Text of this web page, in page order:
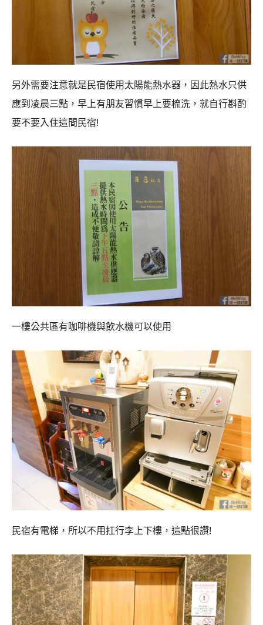
另外需要注意就是民宿使用太陽能熱水器，因此熱水只供
應到凌晨三點，早上有朋友習慣早上要梳洗，就自行斟酌
要不要入住這間民宿!
一樓公共區有咖啡機與飲水機可以使用
民宿有電梯，所以不用扛行李上下樓，這點很讚!